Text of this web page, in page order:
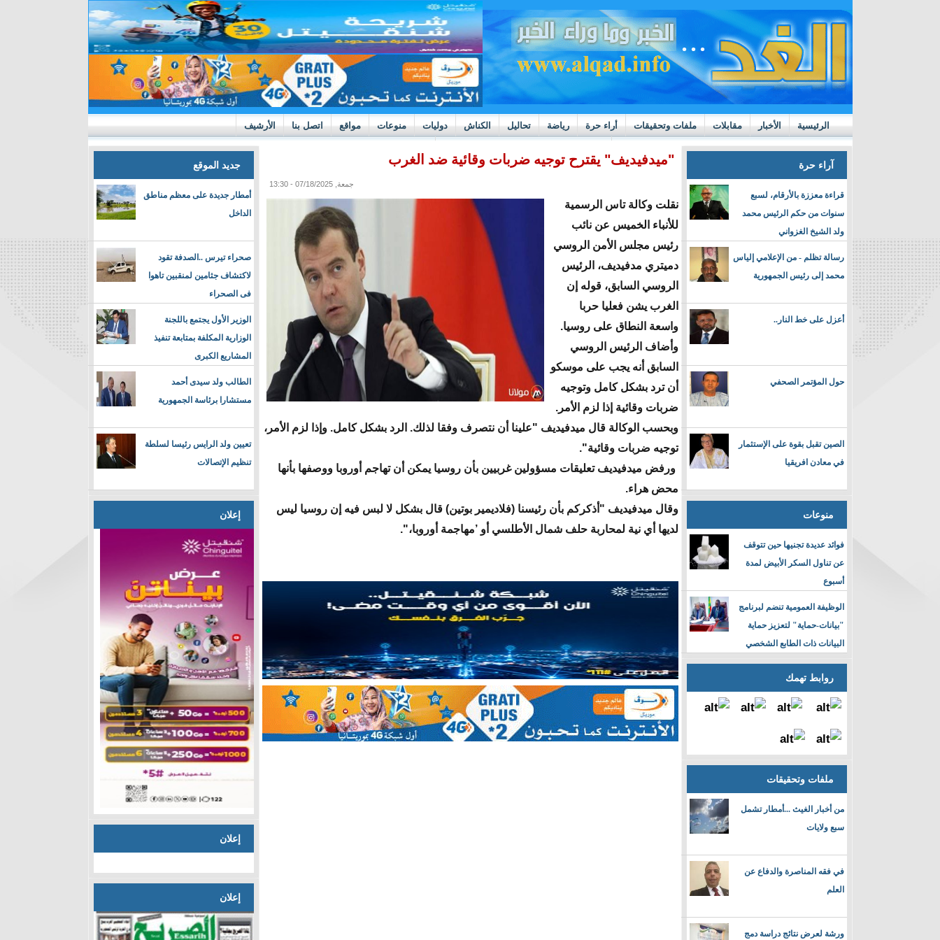
الرئيسية الأخبار مقابلات ملفات وتحقيقات أراء حرة رياضة تحاليل الكناش دوليات منوعات مواقع اتصل بنا الأرشيف
https://m.youtube.com/watch?v=GN10qW4W4hQ
آراء حرة
قراءة معززة بالأرقام، لسبع
سنوات من حكم الرئيس محمد
ولد الشيخ الغزواني
رسالة تظلم - من الإعلامي إلياس
محمد إلى رئيس الجمهورية
أعزل على خط النار..
حول المؤتمر الصحفي
الصين تقبل بقوة على الإستثمار
في معادن افريقيا
منوعات
فوائد عديدة تجنيها حين تتوقف
عن تناول السكر الأبيض لمدة
أسبوع
الوظيفة العمومية تنضم لبرنامج
"بيانات-حماية" لتعزيز حماية
البيانات ذات الطابع الشخصي
روابط تهمك
ملفات وتحقيقات
من أخبار الغيث ...أمطار تشمل
سبع ولايات
في فقه المناصرة والدفاع عن
العلم
ورشة لعرض نتائج دراسة دمج
"ميدفيديف" يقترح توجيه ضربات وقائية ضد الغرب
جمعة, 07/18/2025 - 13:30
نقلت وكالة تاس الرسمية
للأنباء الخميس عن نائب
رئيس مجلس الأمن الروسي
دميتري مدفيديف، الرئيس
الروسي السابق، قوله إن
الغرب يشن فعليا حربا
واسعة النطاق على روسيا.
وأضاف الرئيس الروسي
السابق أنه يجب على موسكو
أن ترد بشكل كامل وتوجيه
ضربات وقائية إذا لزم الأمر.
وبحسب الوكالة قال ميدفيديف "علينا أن نتصرف وفقا لذلك. الرد بشكل كامل. وإذا لزم الأمر،
توجيه ضربات وقائية".
ورفض ميدفيديف تعليقات مسؤولين غربيين بأن روسيا يمكن أن تهاجم أوروبا ووصفها بأنها
محض هراء.
وقال ميدفيديف "أذكركم بأن رئيسنا (فلاديمير بوتين) قال بشكل لا لبس فيه إن روسيا ليس
لديها أي نية لمحاربة حلف شمال الأطلسي أو ’مهاجمة أوروبا،".
جديد الموقع
أمطار جديدة على معظم مناطق
الداخل
صحراء تيرس ..الصدفة تقود
لاكتشاف جثامين لمنقبين تاهوا
فى الصحراء
الوزير الأول يجتمع باللجنة
الوزارية المكلفة بمتابعة تنفيذ
المشاريع الكبرى
الطالب ولد سيدى أحمد
مستشارا برئاسة الجمهورية
تعيين ولد الرايس رئيسا لسلطة
تنظيم الإتصالات
إعلان
إعلان
إعلان